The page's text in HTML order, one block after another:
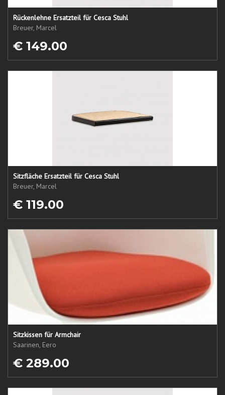
Rückenlehne Ersatzteil für Cesca Stuhl
Breuer, Marcel
€ 149.00
Sitzfläche Ersatzteil für Cesca Stuhl
Breuer, Marcel
€ 119.00
Sitzkissen für Armchair
Saarinen, Eero
€ 289.00